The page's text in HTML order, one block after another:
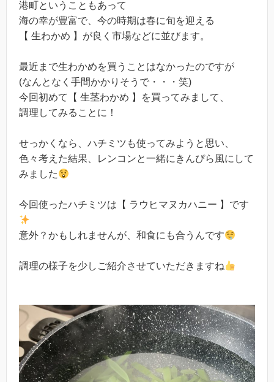
港町ということもあって
海の幸が豊富で、今の時期は春に旬を迎える
【 生わかめ 】が良く市場などに並びます。
最近まで生わかめを買うことはなかったのですが
(なんとなく手間かかりそうで・・・笑)
今回初めて【 生茎わかめ 】を買ってみまして、
調理してみることに！
せっかくなら、ハチミツも使ってみようと思い、
色々考えた結果、レンコンと一緒にきんぴら風にして
みました
今回使ったハチミツは【 ラウヒマヌカハニー 】です
意外？かもしれませんが、和食にも合うんです
調理の様子を少しご紹介させていただきますね